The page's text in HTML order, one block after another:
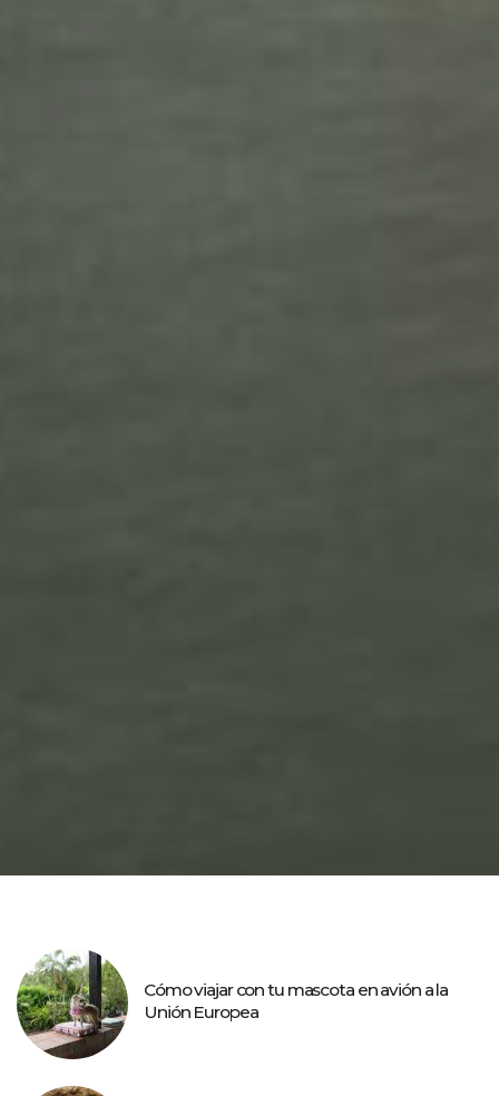
Cómo viajar con tu mascota en avión a la
Unión Europea